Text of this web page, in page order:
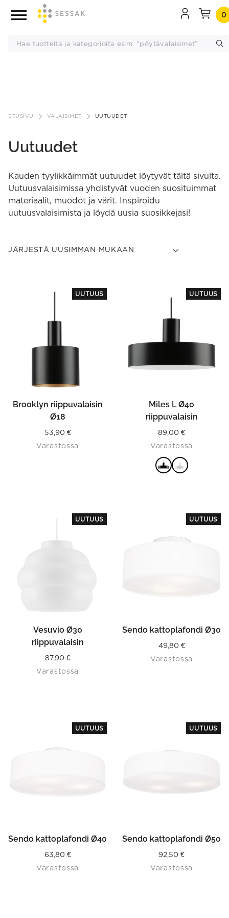
sisältöön
0
ETUSIVU VALAISIMET UUTUUDET
Uutuudet
Kauden tyylikkäimmät uutuudet löytyvät tältä sivulta.
Uutuusvalaisimissa yhdistyvät vuoden suosituimmat
materiaalit, muodot ja värit. Inspiroidu
uutuusvalaisimista ja löydä uusia suosikkejasi!
UUTUUS
Brooklyn riippuvalaisin
Ø18
53,90 €
Varastossa
UUTUUS
VALITSE
product
multiple
The
be
product
page
Miles L Ø40
riippuvalaisin
89,00 €
Varastossa
UUTUUS
Vesuvio Ø30
riippuvalaisin
87,90 €
Varastossa
UUTUUS
Sendo kattoplafondi Ø30
49,80 €
Varastossa
UUTUUS
Sendo kattoplafondi Ø40
63,80 €
Varastossa
UUTUUS
Sendo kattoplafondi Ø50
92,50 €
Varastossa